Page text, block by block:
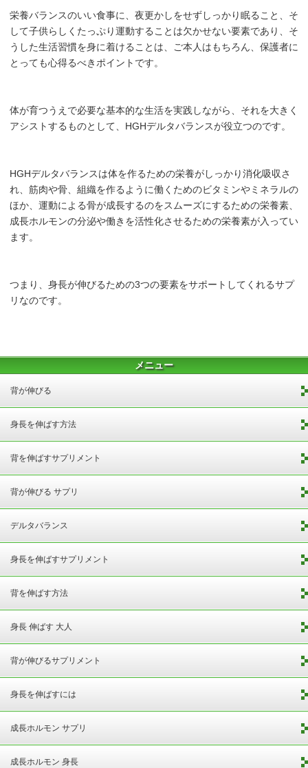
栄養バランスのいい食事に、夜更かしをせずしっかり眠ること、そ
して子供らしくたっぷり運動することは欠かせない要素であり、そ
うした生活習慣を身に着けることは、ご本人はもちろん、保護者に
とっても心得るべきポイントです。
体が育つうえで必要な基本的な生活を実践しながら、それを大きく
アシストするものとして、HGHデルタバランスが役立つのです。
HGHデルタバランスは体を作るための栄養がしっかり消化吸収さ
れ、筋肉や骨、組織を作るように働くためのビタミンやミネラルの
ほか、運動による骨が成長するのをスムーズにするための栄養素、
成長ホルモンの分泌や働きを活性化させるための栄養素が入ってい
ます。
つまり、身長が伸びるための3つの要素をサポートしてくれるサプ
リなのです。
メニュー
背が伸びる
身長を伸ばす方法
背を伸ばすサプリメント
背が伸びる サプリ
デルタバランス
身長を伸ばすサプリメント
背を伸ばす方法
身長 伸ばす 大人
背が伸びるサプリメント
身長を伸ばすには
成長ホルモン サプリ
成長ホルモン 身長